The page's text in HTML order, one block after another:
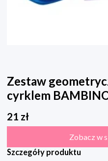
Zestaw
cyrklem
21 zł
Zobacz w
Szczegóły produktu